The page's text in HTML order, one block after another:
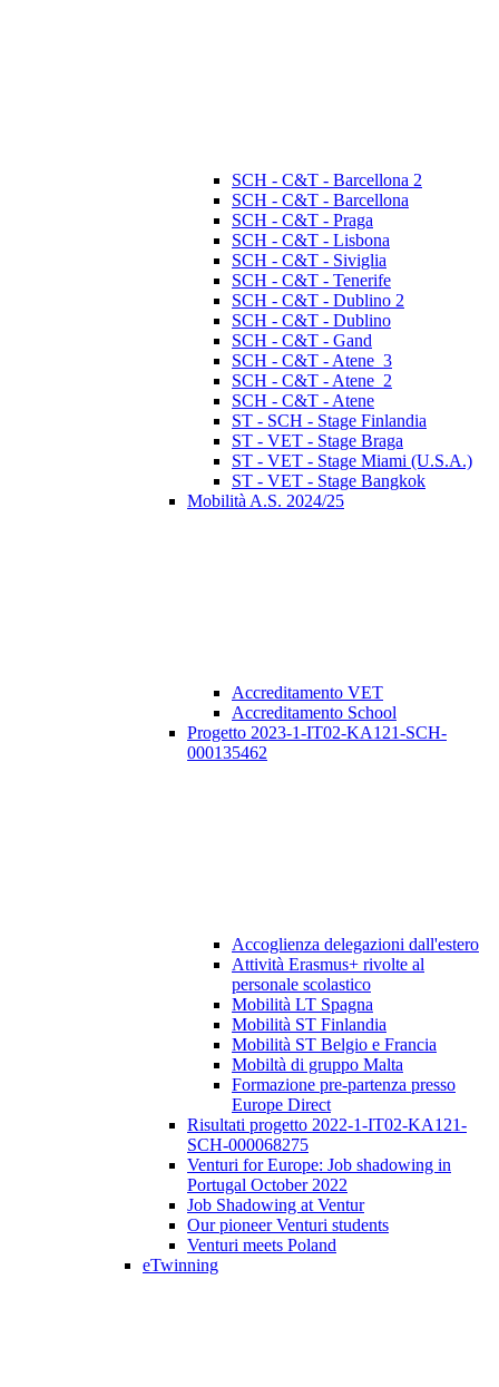
SCH - C&T - Barcellona 2
SCH - C&T - Barcellona
SCH - C&T - Praga
SCH - C&T - Lisbona
SCH - C&T - Siviglia
SCH - C&T - Tenerife
SCH - C&T - Dublino 2
SCH - C&T - Dublino
SCH - C&T - Gand
SCH - C&T - Atene_3
SCH - C&T - Atene_2
SCH - C&T - Atene
ST - SCH - Stage Finlandia
ST - VET - Stage Braga
ST - VET - Stage Miami (U.S.A.)
ST - VET - Stage Bangkok
Mobilità A.S. 2024/25
Accreditamento VET
Accreditamento School
Progetto 2023-1-IT02-KA121-SCH-
000135462
Accoglienza delegazioni dall'estero
Attività Erasmus+ rivolte al
personale scolastico
Mobilità LT Spagna
Mobilità ST Finlandia
Mobilità ST Belgio e Francia
Mobiltà di gruppo Malta
Formazione pre-partenza presso
Europe Direct
Risultati progetto 2022-1-IT02-KA121-
SCH-000068275
Venturi for Europe: Job shadowing in
Portugal October 2022
Job Shadowing at Ventur
Our pioneer Venturi students
Venturi meets Poland
eTwinning